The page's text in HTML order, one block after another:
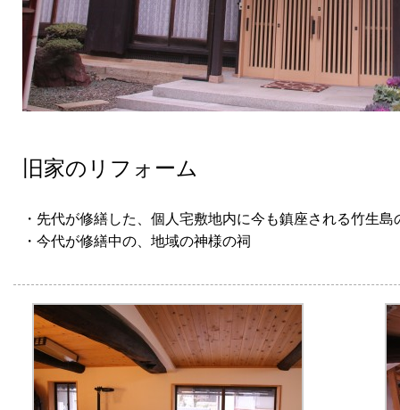
旧家のリフォーム
・先代が修繕した、個人宅敷地内に今も鎮座される竹生島
・今代が修繕中の、地域の神様の祠